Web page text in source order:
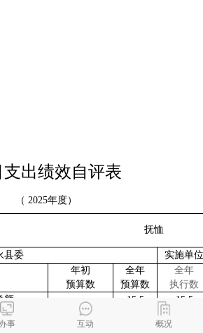
支出绩效自评表
（ 2025年度）
抚恤
县委 实施单位
年初
预算数
全年
预算数
全年
执行数
额
15.5
15.5
财政拨
办事 互动 概况